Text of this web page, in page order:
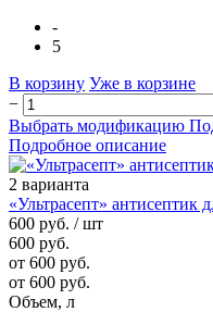
-
5
В корзину Уже в корзине
−
Выбрать модификацию
Подробное описание
2 варианта
«Ультрасепт»
600 руб. / шт
600 руб.
от 600 руб.
от 600 руб.
Объем, л